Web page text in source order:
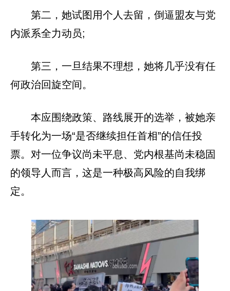
第二，她试图用个人去留，倒逼盟友与党
内派系全力动员;
第三，一旦结果不理想，她将几乎没有任
何政治回旋空间。
本应围绕政策、路线展开的选举，被她亲
手转化为一场“是否继续担任首相”的信任投
票。对一位争议尚未平息、党内根基尚未稳固
的领导人而言，这是一种极高风险的自我绑
定。